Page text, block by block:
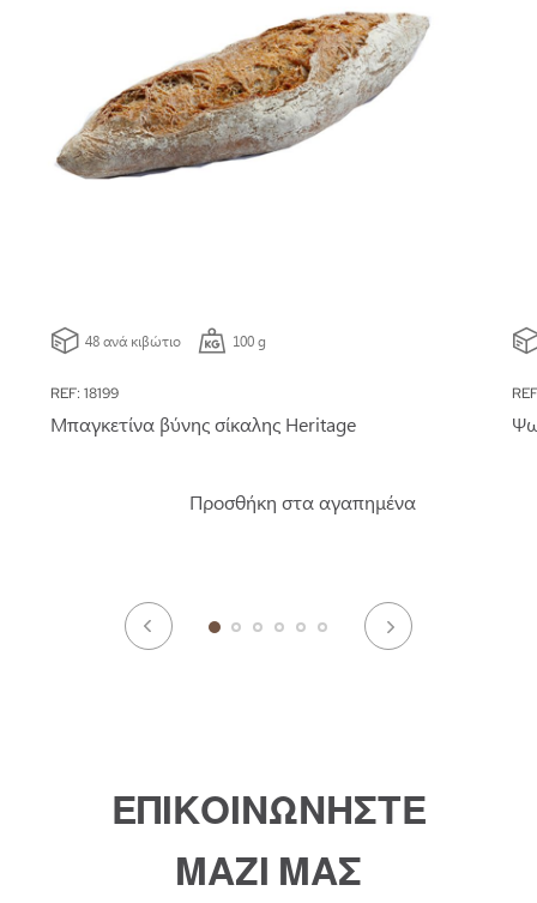
48 ανά κιβώτιο 100 g
REF: 18199
Μπαγκετίνα βύνης σίκαλης Heritage
Προσθήκη στα αγαπημένα
ΕΠΙΚΟΙΝΩΝΗΣΤΕ
ΜΑΖΙ ΜΑΣ